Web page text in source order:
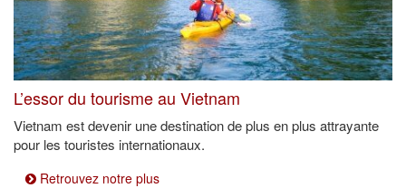
L’essor du tourisme au Vietnam
Vietnam est devenir une destination de plus en plus attrayante
pour les touristes internationaux.
Retrouvez notre plus